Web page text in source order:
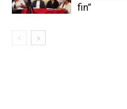
fin”